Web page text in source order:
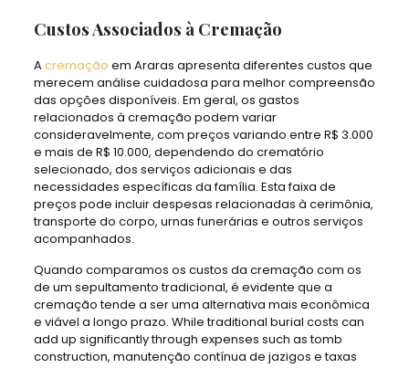
Custos Associados à Cremação
Acremação em Araras apresenta diferentes custos que
merecem análise cuidadosa para melhor compreensão
das opções disponíveis. Em geral, os gastos
relacionados à cremação podem variar
consideravelmente, com preços variando entre R$ 3.000
e mais de R$ 10.000, dependendo do crematório
selecionado, dos serviços adicionais e das
necessidades específicas da família. Esta faixa de
preços pode incluir despesas relacionadas à cerimônia,
transporte do corpo, urnas funerárias e outros serviços
acompanhados.
Quando comparamos os custos da cremação com os
de um sepultamento tradicional, é evidente que a
cremação tende a ser uma alternativa mais econômica
e viável a longo prazo. While traditional burial costs can
add up significantly through expenses such as tomb
construction, manutenção contínua de jazigos e taxas